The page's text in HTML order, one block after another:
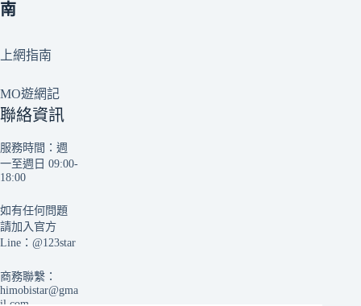
南
上網指南
MO遊網記
聯絡資訊
服務時間：週
一至週日 09:00-
18:00
如有任何問題
請加入官方
Line： @123star
商務聯繫：
himobistar@gma
il.com